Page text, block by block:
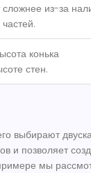
сложнее из-за
конька
стен.
выбирают
и позволяет
мы